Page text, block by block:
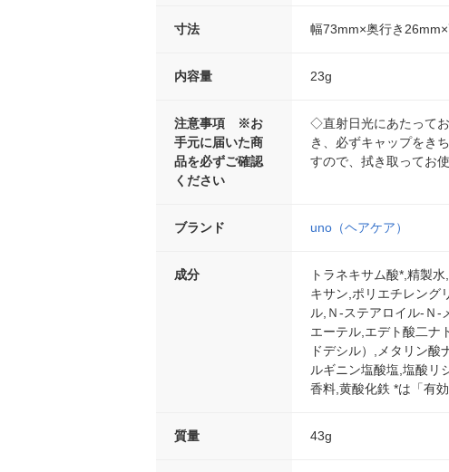
寸法 幅73mm×奥行き
内容量 23g
注意事項 ※お
手元に届いた商
品を必ずご確認
ください
◇直射日光にあたって
き、必ずキャップをき
すので、拭き取ってお
ブランド uno（ヘアケア）
成分
トラネキサム酸*,精製
キサン,ポリエチレング
ル,Ｎ-ステアロイル-Ｎ-
エーテル,エデト酸二ナ
ドデシル）,メタリン
ルギニン塩酸塩,塩酸リ
香料,黄酸化鉄 *は「有
質量 43g